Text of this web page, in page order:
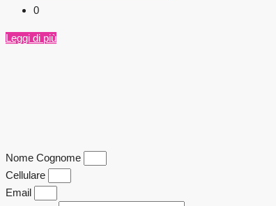
0
Leggi di più
Nome Cognome
Cellulare
Email